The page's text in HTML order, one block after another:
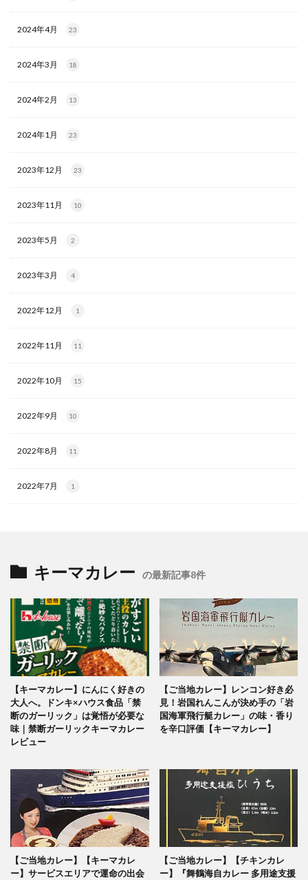
2024年4月 23
2024年3月 18
2024年2月 13
2024年1月 23
2023年12月 23
2023年11月 10
2023年5月 2
2023年3月 4
2022年12月 1
2022年11月 11
2022年10月 15
2022年9月 10
2022年8月 11
2022年7月 1
キーマカレー の最新記事8件
【キーマカレー】にんにく好きの
大人へ。ドンキ×ハウス食品「禁
断のガーリック」は覚悟が必要な
味｜禁断ガーリックキーマカレー
レビュー
【ご当地カレー】レンコン好き必
見！岩国れんこんが決め手の「岩
国海軍飛行艇カレー」の味・香り
を辛口評価【キーマカレー】
【ご当地カレー】【キーマカレ
ー】サービスエリアで運命の出会
【ご当地カレー】【チキンカレ
ー】『舞鶴海自カレー 多用途支援